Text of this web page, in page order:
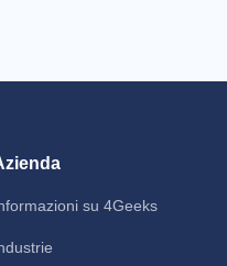
su 4Geeks